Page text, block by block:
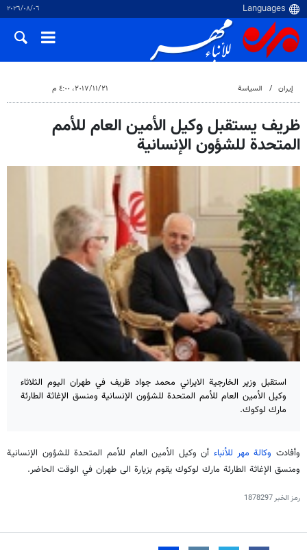
٠٦‏/٠٨‏/٢٠٢٦
إيران السياسة ٢١‏/١١‏/٢٠١٧، ٤:٠٠ م
ظريف يستقبل وكيل الأمين العام للأمم
المتحدة للشؤون الإنسانية
استقبل وزير الخارجية الايراني محمد جواد ظريف في طهران اليوم الثلاثاء
وكيل الأمين العام للأمم المتحدة للشؤون الإنسانية ومنسق الإغاثة الطارئة
مارك لوكوك.
وأفادت وكالة مهر للأنباءأن وكيل الأمين العام للأمم المتحدة للشؤون الإنسانية
ومنسق الإغاثة الطارئة مارك لوكوك يقوم بزيارة الى طهران في الوقت الحاضر.
رمز الخبر1878297